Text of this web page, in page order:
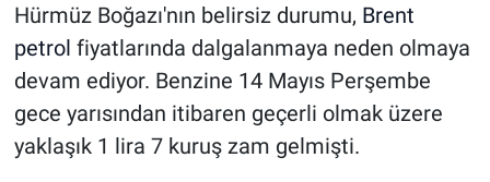
Hürmüz Boğazı'nın belirsiz durumu, Brent
petrol fiyatlarında dalgalanmaya neden olmaya
devam ediyor. Benzine 14 Mayıs Perşembe
gece yarısından itibaren geçerli olmak üzere
yaklaşık 1 lira 7 kuruş zam gelmişti.